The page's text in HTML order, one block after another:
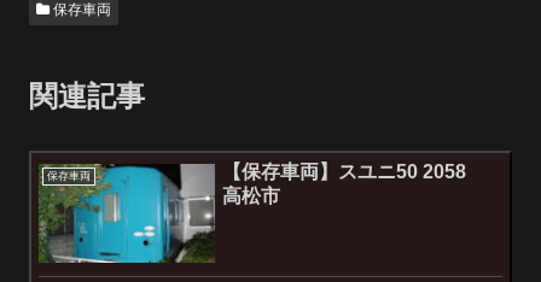
保存車両
関連記事
保存車両
【保存車両】スユニ50 2058
高松市